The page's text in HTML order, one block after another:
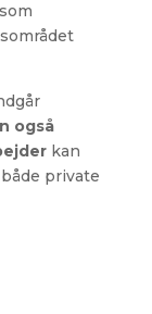
også
kan
private